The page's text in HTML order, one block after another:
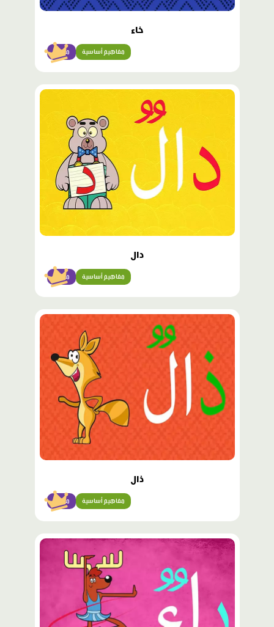
خاء
مبتدئ مفاهيم أساسية
محتوى
دال
مبتدئ مفاهيم أساسية
محتوى
ذال
مبتدئ مفاهيم أساسية
محتوى
مميّز